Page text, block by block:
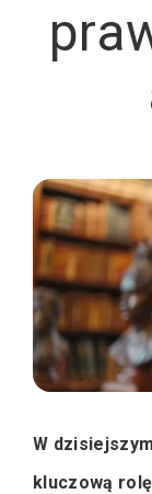
W
kluczową